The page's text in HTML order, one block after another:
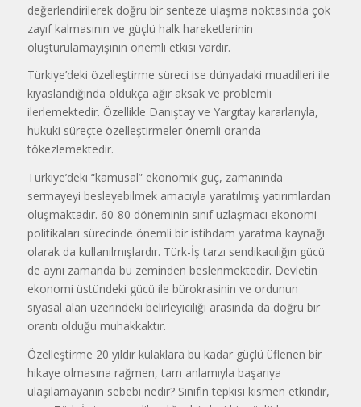
değerlendirilerek doğru bir senteze ulaşma noktasında çok
zayıf kalmasının ve güçlü halk hareketlerinin
oluşturulamayışının önemli etkisi vardır.
Türkiye’deki özelleştirme süreci ise dünyadaki muadilleri ile
kıyaslandığında oldukça ağır aksak ve problemli
ilerlemektedir. Özellikle Danıştay ve Yargıtay kararlarıyla,
hukuki süreçte özelleştirmeler önemli oranda
tökezlemektedir.
Türkiye’deki “kamusal” ekonomik güç, zamanında
sermayeyi besleyebilmek amacıyla yaratılmış yatırımlardan
oluşmaktadır. 60-80 döneminin sınıf uzlaşmacı ekonomi
politikaları sürecinde önemli bir istihdam yaratma kaynağı
olarak da kullanılmışlardır. Türk-İş tarzı sendikacılığın gücü
de aynı zamanda bu zeminden beslenmektedir. Devletin
ekonomi üstündeki gücü ile bürokrasinin ve ordunun
siyasal alan üzerindeki belirleyiciliği arasında da doğru bir
orantı olduğu muhakkaktır.
Özelleştirme 20 yıldır kulaklara bu kadar güçlü üflenen bir
hikaye olmasına rağmen, tam anlamıyla başarıya
ulaşılamayanın sebebi nedir? Sınıfın tepkisi kısmen etkindir,